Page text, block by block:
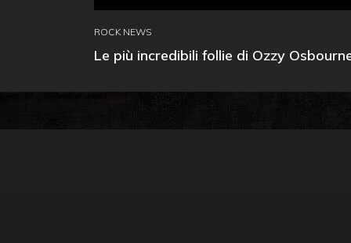
ROCK NEWS
Le più incredibili follie di Ozzy